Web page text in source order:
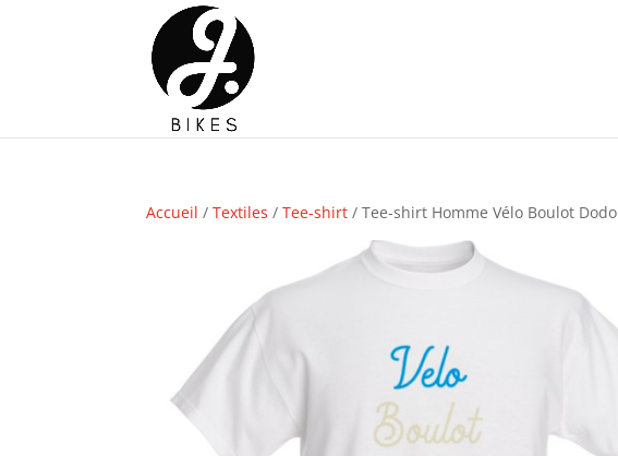
Accueil /Textiles /Tee-shirt / Tee-shirt Homme Vélo Boulot Dodo